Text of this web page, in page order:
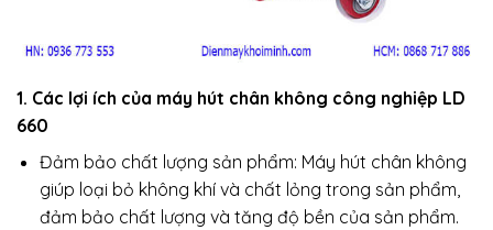
1. Các lợi ích của máy hút chân không công nghiệp LD
660
Đảm bảo chất lượng sản phẩm: Máy hút chân không
giúp loại bỏ không khí và chất lỏng trong sản phẩm,
đảm bảo chất lượng và tăng độ bền của sản phẩm.